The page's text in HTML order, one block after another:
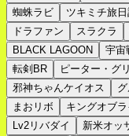
蜘蛛ラビ
ツキミチ旅
ドラファン
スラクラ
BLACK LAGOON
宇宙
転剣BR
ピーター・グ
邪神ちゃんケイオス
まおリボ
キングオブ
Lv2リバダイ
新米オッ